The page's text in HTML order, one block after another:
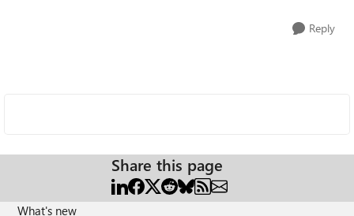
Reply
Share this page
What's new